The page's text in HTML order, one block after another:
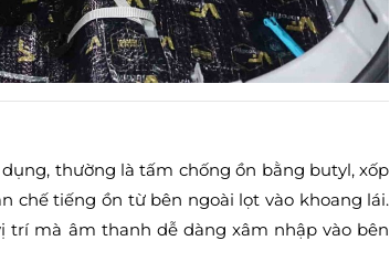
thường là tấm chống ồn bằng butyl, xốp
chế tiếng ồn từ bên ngoài lọt vào khoang lái.
trí mà âm thanh dễ dàng xâm nhập vào bên